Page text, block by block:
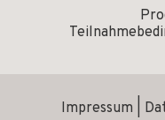
Impressum